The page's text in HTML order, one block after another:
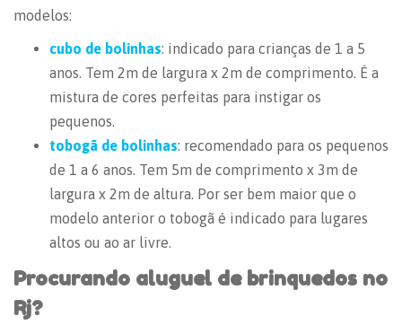
modelos:
cubo de bolinhas: indicado para crianças de 1 a 5
anos. Tem 2m de largura x 2m de comprimento. É a
mistura de cores perfeitas para instigar os
pequenos.
tobogã de bolinhas: recomendado para os pequenos
de 1 a 6 anos. Tem 5m de comprimento x 3m de
largura x 2m de altura. Por ser bem maior que o
modelo anterior o tobogã é indicado para lugares
altos ou ao ar livre.
Procurando aluguel de brinquedos no
Rj?